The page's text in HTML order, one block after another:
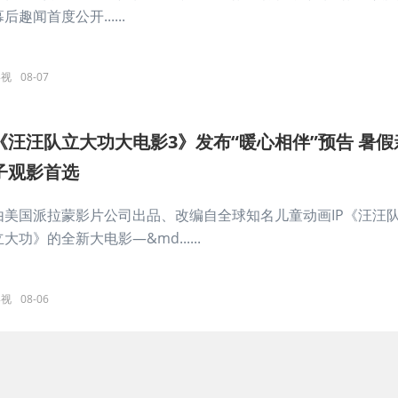
后趣闻首度公开......
08-07
汪汪队立大功大电影3》发布“暖心相伴”预告 暑
观影首选
美国派拉蒙影片公司出品、改编自全球知名儿童动画IP《汪汪
大功》的全新大电影—&md......
08-06